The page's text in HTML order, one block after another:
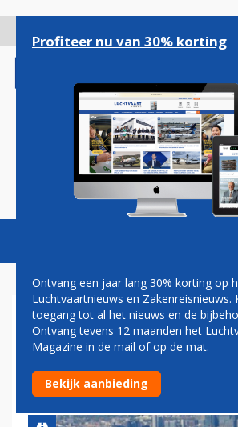
gaan
Magazine Podcasts
DEMONSTRANTEN
VLIEGVERKEER
STIL
Profiteer nu van 30% korting
Ontvang een jaar lang 30% korting op
Luchtvaartnieuws en Zakenreisnieuws.
toegang tot al het nieuws en de
Ontvang tevens 12 maanden het
Magazine in de mail of op de mat.
Bekijk aanbieding